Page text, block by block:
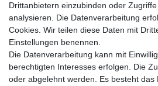
Drittanbietern einzubinden oder
analysieren. Die Datenverarbeitung
Cookies. Wir teilen diese Daten mit
Einstellungen benennen.
Die Datenverarbeitung kann mit
berechtigten Interesses erfolgen. Die
oder abgelehnt werden. Es besteht das